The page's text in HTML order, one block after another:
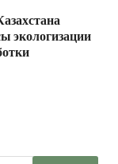
экологизации